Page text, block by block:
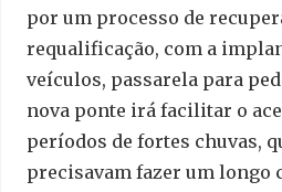
por um processo de
requalificação, com a
veículos, passarela para
nova ponte irá facilitar o
períodos de fortes chuvas,
precisavam fazer um longo